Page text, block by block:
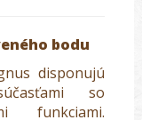
bodu
disponujú
so
funkciami.